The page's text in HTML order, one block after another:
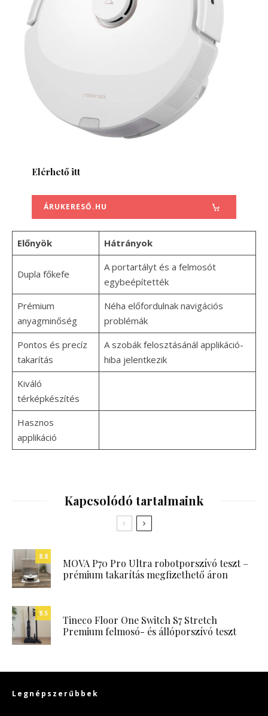
Elérhető itt
ÁRUKERESŐ.HU
Előnyök Hátrányok
Dupla főkefe
A portartályt és a felmosót
egybeépítették
Prémium
anyagminőség
Néha előfordulnak navigációs
problémák
Pontos és precíz
takarítás
A szobák felosztásánál applikáció-
hiba jelentkezik
Kiváló
térképkészítés
Hasznos
applikáció
Kapcsolódó tartalmaink
8.8
MOVA P70 Pro Ultra robotporszívó teszt –
prémium takarítás megfizethető áron
8.5
Tineco Floor One Switch S7 Stretch
Premium felmosó- és állóporszívó teszt
Legnépszerűbbek